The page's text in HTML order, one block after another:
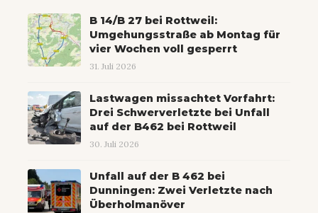
B 14/B 27 bei Rottweil:
Umgehungsstraße ab Montag für
vier Wochen voll gesperrt
31. Juli 2026
Lastwagen missachtet Vorfahrt:
Drei Schwerverletzte bei Unfall
auf der B462 bei Rottweil
30. Juli 2026
Unfall auf der B 462 bei
Dunningen: Zwei Verletzte nach
Überholmanöver